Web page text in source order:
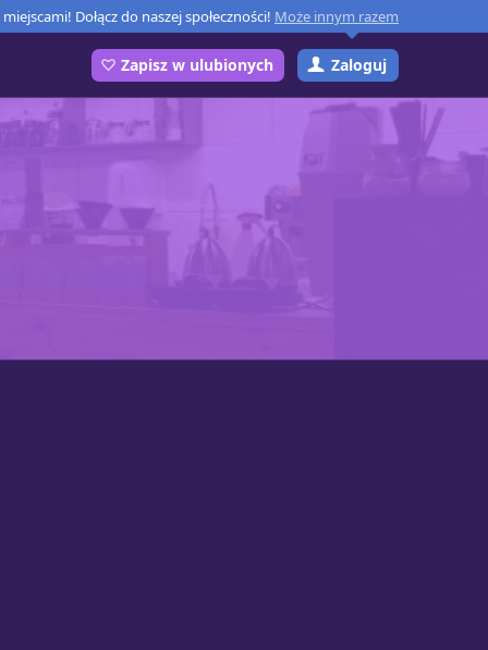
Dołącz do naszej społeczności! Może innym razem
Zaloguj